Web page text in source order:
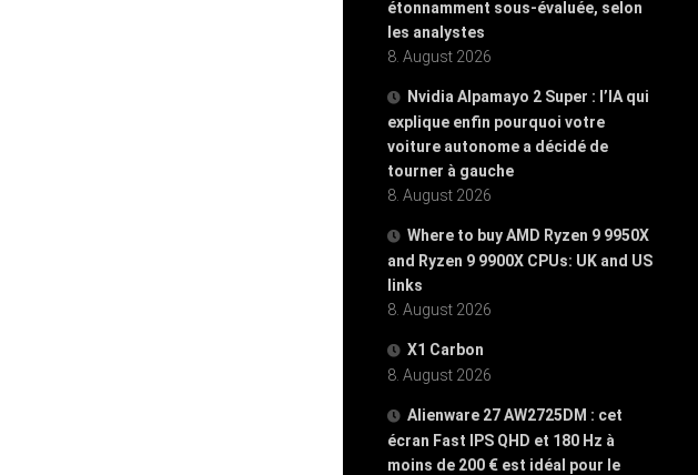
étonnamment sous-évaluée, selon
les analystes
8. August 2026
Nvidia Alpamayo 2 Super : l’IA qui
explique enfin pourquoi votre
voiture autonome a décidé de
tourner à gauche
8. August 2026
Where to buy AMD Ryzen 9 9950X
and Ryzen 9 9900X CPUs: UK and US
links
8. August 2026
X1 Carbon
8. August 2026
Alienware 27 AW2725DM : cet
écran Fast IPS QHD et 180 Hz à
moins de 200 € est idéal pour le